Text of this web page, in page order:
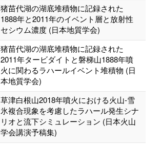
猪苗代湖の湖底堆積物に記録された
1888年と2011年のイベント層と放射性
セシウム濃度 (日本地質学会)
猪苗代湖の湖底堆積物に記録された
2011年タービダイトと磐梯山1888年噴
火に関わるラハールイベント堆積物 (日
本地質学会)
草津白根山2018年噴火における火山-雪
氷複合現象を考慮したラハール発生シナ
リオと流下シミュレーション (日本火山
学会講演予稿集)